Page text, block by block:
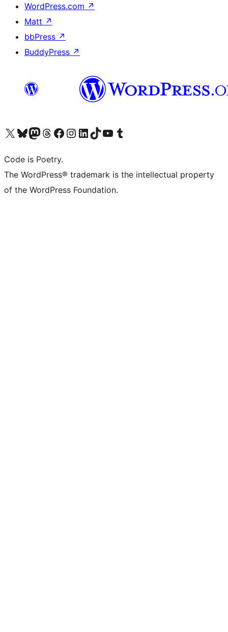
WordPress.com ↗
Matt ↗
bbPress ↗
BuddyPress ↗
ຢ້ຽມຊົມບັນຊີ X (ຊື່ເກົ່າ Twitter) ຂອງພວກເຮົາຢ້ຽມຊົມບັນຊີ Bluesky ຂອງພວກເຮົາຢ້ຽມຊົມບັນຊີ Mastodon ຂອງພວກເຮົາຢ້ຽມຊົມບັນຊີ Threads ຂອງພວກເຮົາຢ້ຽມຊົມໜ້າ Facebook ຂອງພວກເຮົາຢ້ຽມຊົມບັນຊີ Instagram ຂອງພວກເຮົາຢ້ຽມຊົມບັນຊີ LinkedIn ຂອງພວກເຮົາຢ້ຽມຊົມບັນຊີ TikTok ຂອງພວກເຮົາຢ້ຽມຊົມຊ່ອງ YouTube ຂອງພວກເຮົາຢ້ຽມຊົມບັນຊີ Tumblr ຂອງພວກເຮົາ
Code is Poetry.
The WordPress® trademark is the intellectual property
of the WordPress Foundation.